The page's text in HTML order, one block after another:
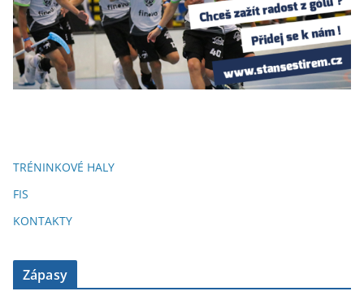
TRÉNINKOVÉ HALY
FIS
KONTAKTY
Zápasy